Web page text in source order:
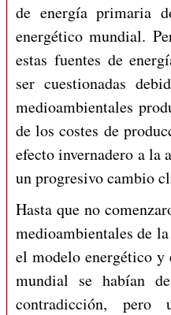
de energía primaria
energético mundial.
estas fuentes de
ser cuestionadas
medioambientales
de los costes de
efecto invernadero a la
un progresivo cambio
Hasta que no
medioambientales de
el modelo energético
mundial se habían
contradicción,